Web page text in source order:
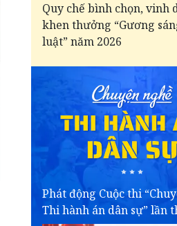
Quy chế bình chọn, vinh
khen thưởng “Gương
luật” năm 2026
Phát động Cuộc thi
Thi hành án dân sự” lần